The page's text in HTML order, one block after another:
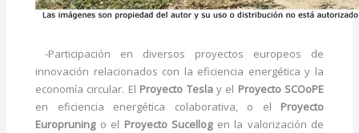
-Participación en diversos proyectos europeos de
innovación relacionados con la eficiencia energética y la
economía circular. El Proyecto Teslay el Proyecto SCOoPE
en eficiencia energética colaborativa, o el Proyecto
Europruningo el Proyecto Sucellog en la valorización de